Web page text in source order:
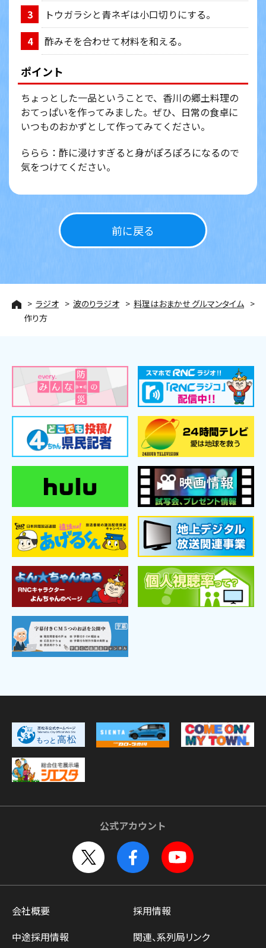
3
トウガラシと青ネギは小口切りにする。
4
酢みそを合わせて材料を和える。
ポイント
ちょっとした一品ということで、香川の郷土料理の
おてっぱいを作ってみました。ぜひ、日常の食卓に
いつものおかずとして作ってみてください。
ららら：酢に浸けすぎると身がぽろぽろになるので
気をつけてください。
前に戻る
ラジオ 波のりラジオ
料理はおまかせ グルマンタイム
作り方
公式アカウント
会社概要
採用情報
中途採用情報
関連、系列局リンク